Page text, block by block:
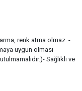
renk atma olmaz. -
uygun olması
Sağlıklı ve